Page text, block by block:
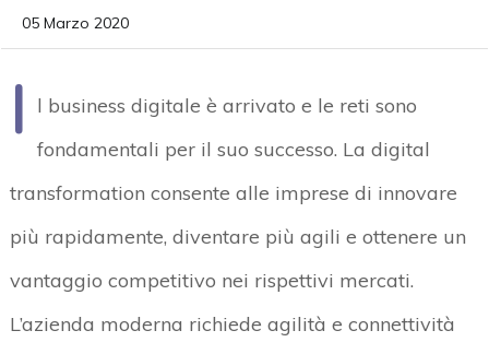
05 Marzo 2020
I
l business digitale è arrivato e le reti sono
fondamentali per il suo successo. La digital
transformation consente alle imprese di innovare
più rapidamente, diventare più agili e ottenere un
vantaggio competitivo nei rispettivi mercati.
L’azienda moderna richiede agilità e connettività